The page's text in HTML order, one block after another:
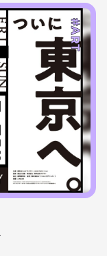
#ART